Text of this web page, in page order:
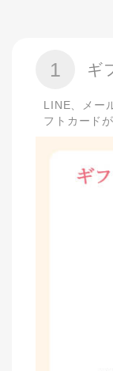
1 ギ
LINE、メー
フトカード